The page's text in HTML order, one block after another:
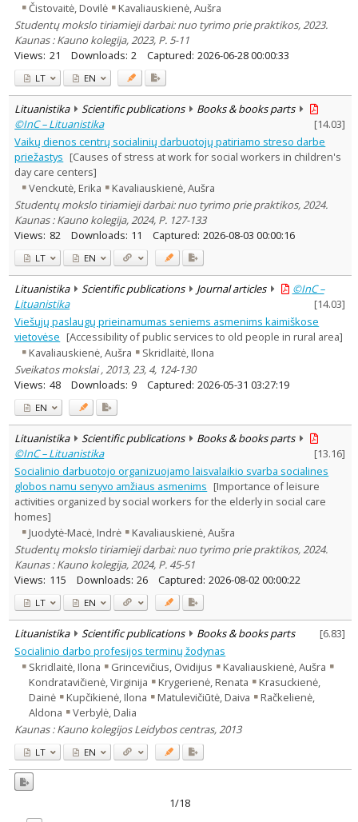
Čistovaitė, Dovilė
Kavaliauskienė, Aušra
Studentų mokslo tiriamieji darbai: nuo tyrimo prie praktikos, 2023.
Kaunas : Kauno kolegija, 2023, P. 5-11
Views: 21 Downloads: 2 Captured: 2026-06-28 00:00:33
LT EN
Lituanistika Scientific publications
Books & books parts
©InC – Lituanistika
[14.03]
Vaikų dienos centrų socialinių darbuotojų patiriamo streso darbe
priežastys [Causes of stress at work for social workers in children's
day care centers]
Venckutė, Erika
Kavaliauskienė, Aušra
Studentų mokslo tiriamieji darbai: nuo tyrimo prie praktikos, 2024.
Kaunas : Kauno kolegija, 2024, P. 127-133
Views: 82 Downloads: 11 Captured: 2026-08-03 00:00:16
LT EN
Lituanistika Scientific publications Journal articles
©InC –
Lituanistika
[14.03]
Viešųjų paslaugų prieinamumas seniems asmenims kaimiškose
vietovėse [Accessibility of public services to old people in rural area]
Kavaliauskienė, Aušra
Skridlaitė, Ilona
Sveikatos mokslai , 2013, 23, 4, 124-130
Views: 48 Downloads: 9 Captured: 2026-05-31 03:27:19
EN
Lituanistika Scientific publications
Books & books parts
©InC – Lituanistika
[13.16]
Socialinio darbuotojo organizuojamo laisvalaikio svarba socialines
globos namu senyvo amžiaus asmenims [Importance of leisure
activities organized by social workers for the elderly in social care
homes]
Juodytė-Macė, Indrė
Kavaliauskienė, Aušra
Studentų mokslo tiriamieji darbai: nuo tyrimo prie praktikos, 2024.
Kaunas : Kauno kolegija, 2024, P. 45-51
Views: 115 Downloads: 26 Captured: 2026-08-02 00:00:22
LT EN
Lituanistika Scientific publications Books & books parts [6.83]
Socialinio darbo profesijos terminų žodynas
Skridlaitė, Ilona
Grincevičius, Ovidijus
Kavaliauskienė, Aušra
Kondratavičienė, Virginija
Krygerienė, Renata
Krasuckienė,
Dainė
Kupčikienė, Ilona Matulevičiūtė, Daiva
Račkelienė,
Aldona
Verbylė, Dalia
Kaunas : Kauno kolegijos Leidybos centras, 2013
LT EN
1/18